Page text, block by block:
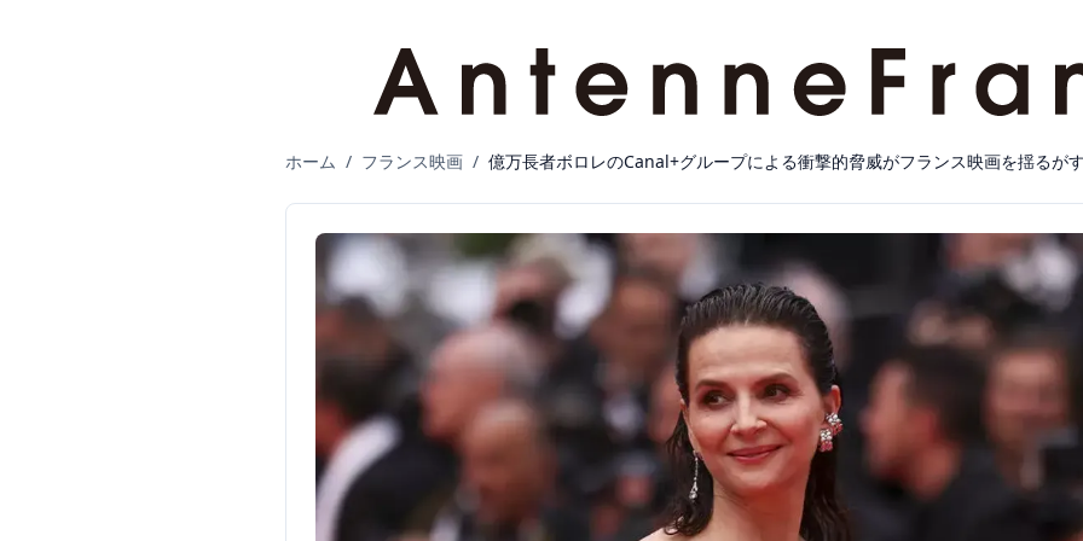
ホーム / フランス映画 / 億万長者ボロレのCanal+グループによる衝撃的脅威がフランス映画を揺るが